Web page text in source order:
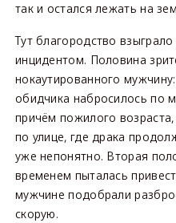
так и остался лежать на
Тут благородство
инцидентом. Половина
нокаутированного
обидчика набросилось по
причём пожилого
по улице, где драка
уже непонятно. Вторая
временем пыталась
мужчине подобрали
скорую.